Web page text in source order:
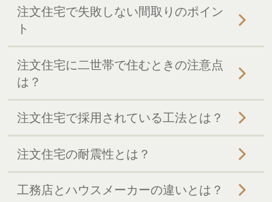
注文住宅で失敗しない間取りのポイン
ト
注文住宅に二世帯で住むときの注意点
は？
注文住宅で採用されている工法とは？
注文住宅の耐震性とは？
工務店とハウスメーカーの違いとは？